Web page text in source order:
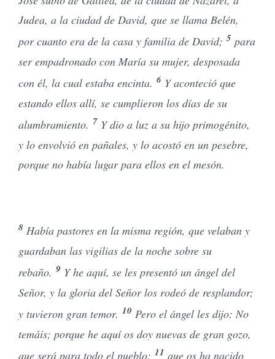
Judea, a la ciudad de David, que se llama Belén,
por cuanto era de la casa y familia de David; 5 para
ser empadronado con María su mujer, desposada
con él, la cual estaba encinta. 6 Y aconteció que
estando ellos allí, se cumplieron los días de su
alumbramiento. 7 Y dio a luz a su hijo primogénito,
y lo envolvió en pañales, y lo acostó en un pesebre,
porque no había lugar para ellos en el mesón.
8 Había pastores en la misma región, que velaban y
guardaban las vigilias de la noche sobre su
rebaño. 9 Y he aquí, se les presentó un ángel del
Señor, y la gloria del Señor los rodeó de resplandor;
y tuvieron gran temor. 10 Pero el ángel les dijo: No
temáis; porque he aquí os doy nuevas de gran gozo,
que será para todo el pueblo: 11 que os ha nacido